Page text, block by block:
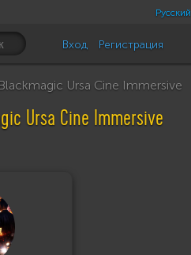
Русский
Вход Регистрация
Ursa Cine Immersive
Ursa Cine Immersive